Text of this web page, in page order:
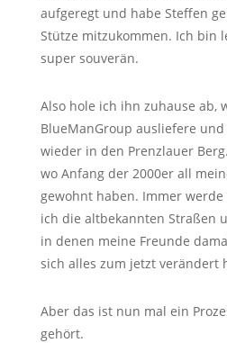
aufgeregt und habe Steffen
Stütze mitzukommen. Ich bin
super souverän.
Also hole ich ihn zuhause ab,
BlueManGroup ausliefere
wieder in den Prenzlauer
wo Anfang der 2000er all
gewohnt haben. Immer
ich die altbekannten Straßen
in denen meine Freunde
sich alles zum jetzt verändert
Aber das ist nun mal ein
gehört.